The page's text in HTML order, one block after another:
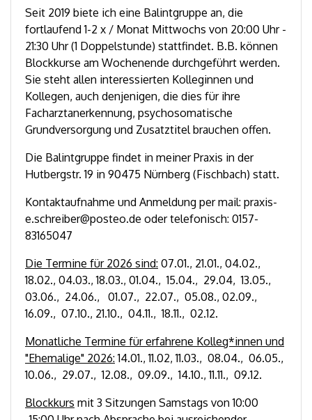
Seit 2019 biete ich eine Balintgruppe an, die
fortlaufend 1-2 x / Monat Mittwochs von 20:00 Uhr -
21:30 Uhr (1 Doppelstunde) stattfindet. B.B. können
Blockkurse am Wochenende durchgeführt werden.
Sie steht allen interessierten Kolleginnen und
Kollegen, auch denjenigen, die dies für ihre
Facharztanerkennung, psychosomatische
Grundversorgung und Zusatztitel brauchen offen.
Die Balintgruppe findet in meiner Praxis in der
Hutbergstr. 19 in 90475 Nürnberg (Fischbach) statt.
Kontaktaufnahme und Anmeldung per mail: praxis-
e.schreiber@posteo.de oder telefonisch: 0157-
83165047
Die Termine für 2026 sind: 07.01., 21.01., 04.02.,
18.02., 04.03., 18.03., 01.04., 15.04., 29.04, 13.05.,
03.06., 24.06., 01.07., 22.07., 05.08., 02.09.,
16.09., 07.10., 21.10., 04.11., 18.11., 02.12.
Monatliche Termine für erfahrene Kolleg*innen und
"Ehemalige" 2026:14.01., 11.02, 11.03., 08.04., 06.05.,
10.06., 29.07., 12.08., 09.09., 14.10., 11.11., 09.12.
Blockkurs mit 3 Sitzungen Samstags von 10:00